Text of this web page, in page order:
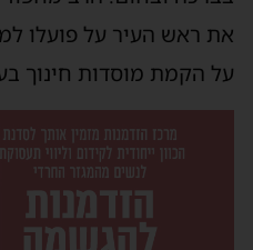
את ראש העיר על פועלו
על הקמת מוסדות חינוך